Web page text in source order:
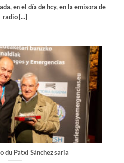
en el día de hoy, en la emisora de
radio [...]
du Patxi Sánchez saria